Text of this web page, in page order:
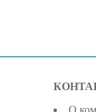
О